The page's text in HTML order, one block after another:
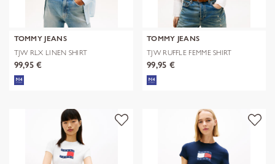
TOMMY JEANS
TJW RLX LINEN SHIRT
99,95 €
TOMMY JEANS
TJW RUFFLE FEMME SHIRT
99,95 €